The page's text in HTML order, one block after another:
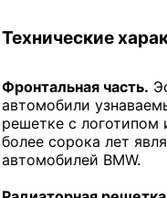
Технические
Фронтальная часть.
автомобили
решетке с
более сорока лет
автомобилей BMW.